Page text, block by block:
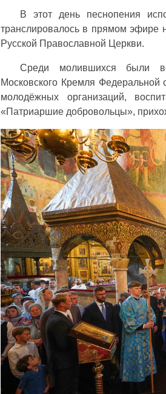
В этот день песнопения
транслировалось в прямом эфире
Русской Православной Церкви.
Среди молившихся были
Московского Кремля
молодёжных организаций,
«Патриаршие добровольцы»,